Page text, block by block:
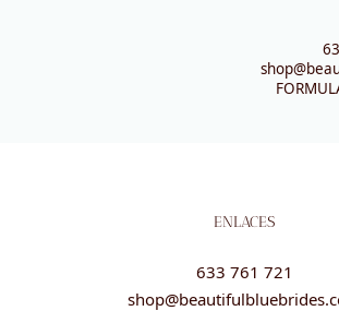
ENLACES
633 761 721